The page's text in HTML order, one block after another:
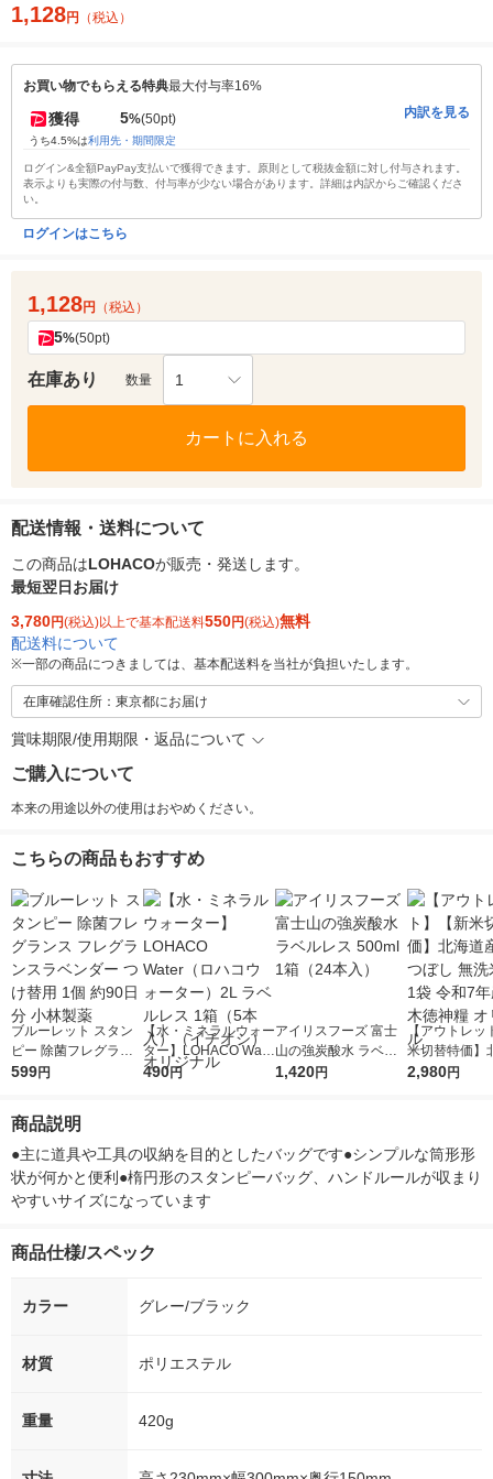
1,128円 （税込）
お買い物でもらえる特典最大付与率16%
獲得 5%(50pt)
うち4.5%は利用先・期間限定
内訳を見る
ログイン&全額PayPay支払いで獲得できます。原則として税抜金額に対し付与されます。
表示よりも実際の付与数、付与率が少ない場合があります。詳細は内訳からご確認くださ
い。
ログインはこちら
1,128円 （税込）
5%(50pt)
在庫あり 数量 1
カートに入れる
配送情報・送料について
この商品はLOHACOが販売・発送します。
最短翌日お届け
3,780円(税込)以上で基本配送料550円(税込)無料
配送料について
※一部の商品につきましては、基本配送料を当社が負担いたします。
在庫確認住所：東京都にお届け
賞味期限/使用期限・返品について
ご購入について
本来の用途以外の使用はおやめください。
こちらの商品もおすすめ
ブルーレット スタン
ピー 除菌フレグラン
ス フレグランスラベ
599円
【水・ミネラルウォー
ター】LOHACO Wate
r（ロハコウォータ
490円
アイリスフーズ 富士
山の強炭酸水 ラベル
レス 500ml 1箱（24
1,420円
【アウトレッ
米切替特価】
ななつぼし 無
2,980円
商品説明
●主に道具や工具の収納を目的としたバッグです●シンプルな筒形形
状が何かと便利●楕円形のスタンピーバッグ、ハンドルールが収まり
やすいサイズになっています
商品仕様/スペック
カラー グレー/ブラック
材質 ポリエステル
重量 420g